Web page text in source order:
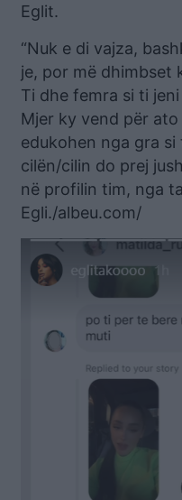
Eglit.
“Nuk e di vajza,
je, por më dhimbset
Ti dhe femra si ti
Mjer ky vend për
edukohen nga gra
cilën/cilin do prej
në profilin tim, nga
Egli./albeu.com/